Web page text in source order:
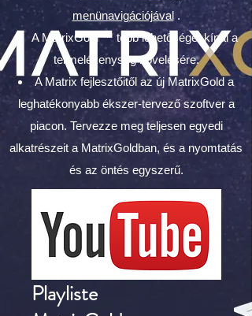
menünavigációjával.
A MatrixGold ™ több lehetőséget kínál a
termelékenység növelésére.
A Matrix fejlesztőitől az új MatrixGold a
leghatékonyabb ékszer-tervező szoftver a
piacon. Tervezze meg teljesen egyedi
alkatrészeit a MatrixGoldban, és a nyomtatás
és az öntés egyszerű.
Playliste